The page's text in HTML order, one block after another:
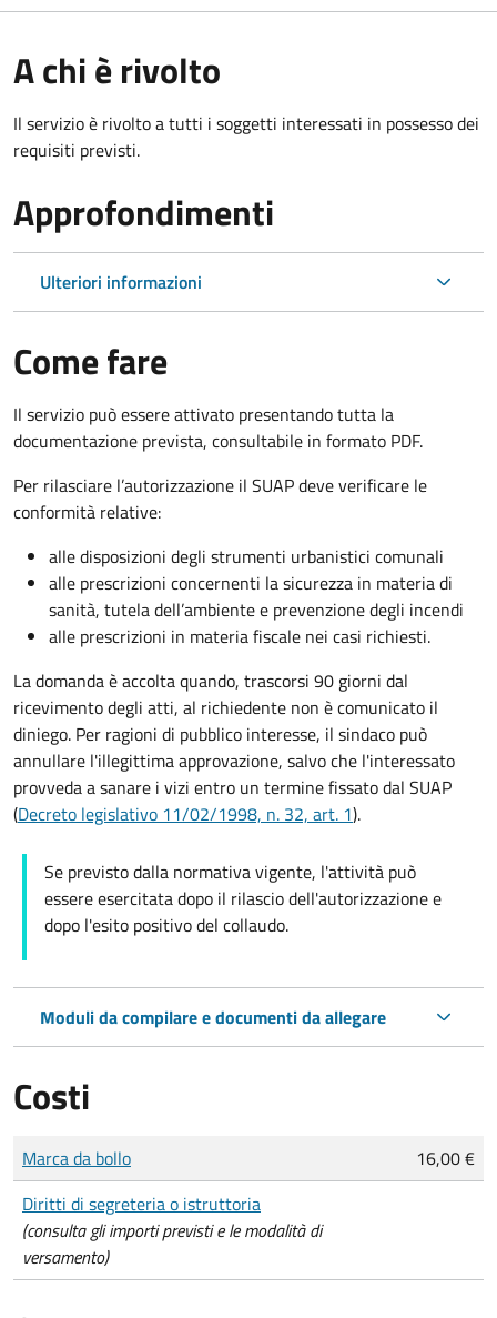
A chi è rivolto
Il servizio è rivolto a tutti i soggetti interessati in possesso dei
requisiti previsti.
Approfondimenti
Ulteriori informazioni
Come fare
Il servizio può essere attivato presentando tutta la
documentazione prevista, consultabile in formato PDF.
Per rilasciare l’autorizzazione il SUAP deve verificare le
conformità relative:
alle disposizioni degli strumenti urbanistici comunali
alle prescrizioni concernenti la sicurezza in materia di
sanità, tutela dell’ambiente e prevenzione degli incendi
alle prescrizioni in materia fiscale nei casi richiesti.
La domanda è accolta quando, trascorsi 90 giorni dal
ricevimento degli atti, al richiedente non è comunicato il
diniego. Per ragioni di pubblico interesse, il sindaco può
annullare l'illegittima approvazione, salvo che l'interessato
provveda a sanare i vizi entro un termine fissato dal SUAP
(Decreto legislativo 11/02/1998, n. 32, art. 1).
Se previsto dalla normativa vigente, l'attività può
essere esercitata dopo il rilascio dell'autorizzazione e
dopo l'esito positivo del collaudo.
Moduli da compilare e documenti da allegare
Costi
Tipo di pagamento
Importo
Marca da bollo
16,00 €
Diritti di segreteria o istruttoria
(consulta gli importi previsti e le modalità di
versamento)